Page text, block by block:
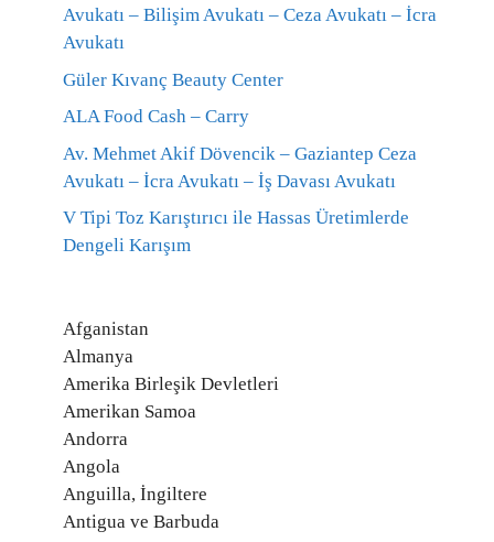
Avukatı – Bilişim Avukatı – Ceza Avukatı – İcra
Avukatı
Güler Kıvanç Beauty Center
ALA Food Cash – Carry
Av. Mehmet Akif Dövencik – Gaziantep Ceza
Avukatı – İcra Avukatı – İş Davası Avukatı
V Tipi Toz Karıştırıcı ile Hassas Üretimlerde
Dengeli Karışım
Afganistan
Almanya
Amerika Birleşik Devletleri
Amerikan Samoa
Andorra
Angola
Anguilla, İngiltere
Antigua ve Barbuda